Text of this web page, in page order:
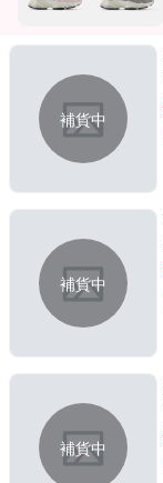
補貨中
補貨中
補貨中